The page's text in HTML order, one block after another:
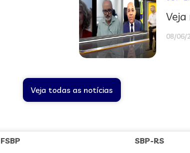
08/06/
Veja todas as notícias
FSBP SBP-RS